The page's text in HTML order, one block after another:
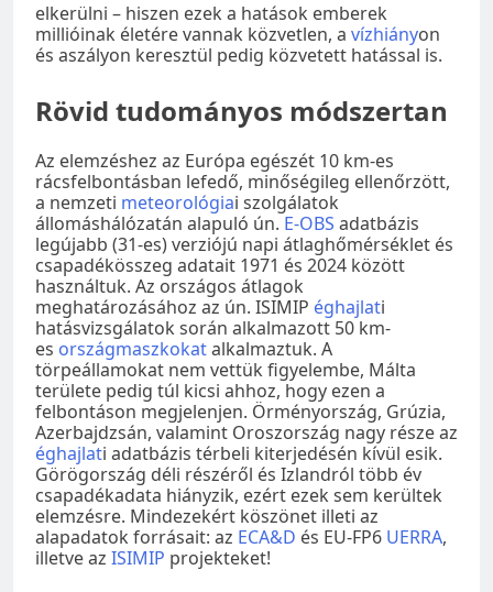
elkerülni – hiszen ezek a hatások emberek
millióinak életére vannak közvetlen, a vízhiányon
és aszályon keresztül pedig közvetett hatással is.
Rövid tudományos módszertan
Az elemzéshez az Európa egészét 10 km-es
rácsfelbontásban lefedő, minőségileg ellenőrzött,
a nemzeti meteorológiai szolgálatok
állomáshálózatán alapuló ún. E-OBS adatbázis
legújabb (31-es) verziójú napi átlaghőmérséklet és
csapadékösszeg adatait 1971 és 2024 között
használtuk. Az országos átlagok
meghatározásához az ún. ISIMIP éghajlati
hatásvizsgálatok során alkalmazott 50 km-
es országmaszkokatalkalmaztuk. A
törpeállamokat nem vettük figyelembe, Málta
területe pedig túl kicsi ahhoz, hogy ezen a
felbontáson megjelenjen. Örményország, Grúzia,
Azerbajdzsán, valamint Oroszország nagy része az
éghajlati adatbázis térbeli kiterjedésén kívül esik.
Görögország déli részéről és Izlandról több év
csapadékadata hiányzik, ezért ezek sem kerültek
elemzésre. Mindezekért köszönet illeti az
alapadatok forrásait: az ECA&D és EU-FP6 UERRA,
illetve az ISIMIP projekteket!